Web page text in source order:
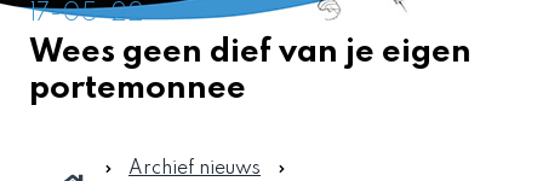
17-05-22
Wees geen dief van je eigen
portemonnee
Archief nieuws